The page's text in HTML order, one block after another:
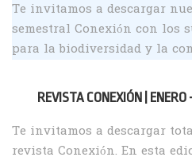
Te invitamos a descargar
semestral Conexión con los
para la biodiversidad y la
REVISTA CONEXIÓN |
Te invitamos a descargar
revista Conexión. En esta